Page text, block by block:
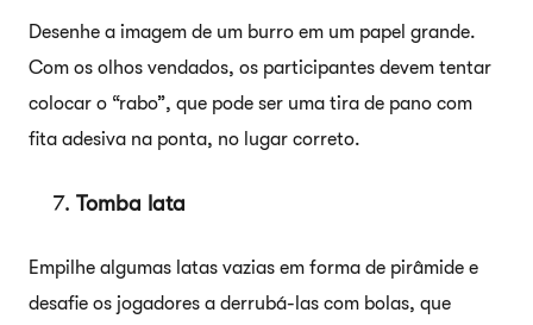
Desenhe a imagem de um burro em um papel grande.
Com os olhos vendados, os participantes devem tentar
colocar o “rabo”, que pode ser uma tira de pano com
fita adesiva na ponta, no lugar correto.
Tomba lata
Empilhe algumas latas vazias em forma de pirâmide e
desafie os jogadores a derrubá-las com bolas, que